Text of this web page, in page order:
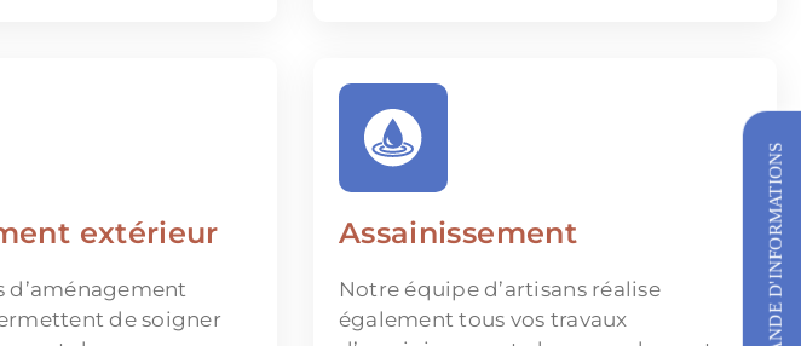
extérieur
d’aménagement
de soigner
Assainissement
Notre équipe d’artisans réalise
également tous vos travaux
DEMANDE D'INFORMATIONS